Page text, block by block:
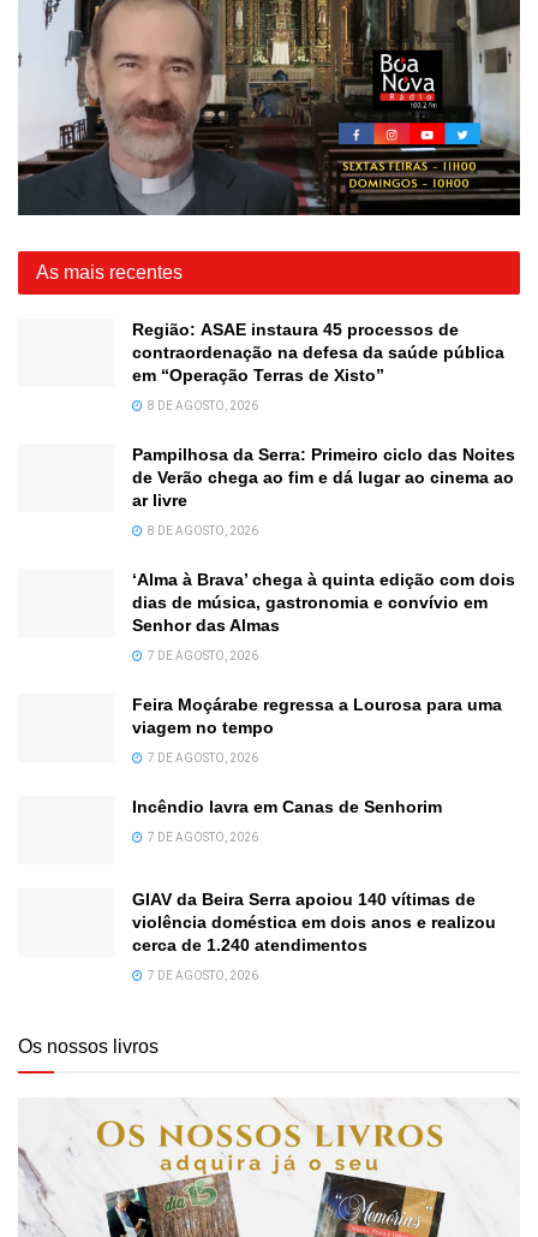
As mais recentes
Região: ASAE instaura 45 processos de
contraordenação na defesa da saúde pública
em “Operação Terras de Xisto”
8 DE AGOSTO, 2026
Pampilhosa da Serra: Primeiro ciclo das Noites
de Verão chega ao fim e dá lugar ao cinema ao
ar livre
8 DE AGOSTO, 2026
‘Alma à Brava’ chega à quinta edição com dois
dias de música, gastronomia e convívio em
Senhor das Almas
7 DE AGOSTO, 2026
Feira Moçárabe regressa a Lourosa para uma
viagem no tempo
7 DE AGOSTO, 2026
Incêndio lavra em Canas de Senhorim
7 DE AGOSTO, 2026
GIAV da Beira Serra apoiou 140 vítimas de
violência doméstica em dois anos e realizou
cerca de 1.240 atendimentos
7 DE AGOSTO, 2026
Os nossos livros